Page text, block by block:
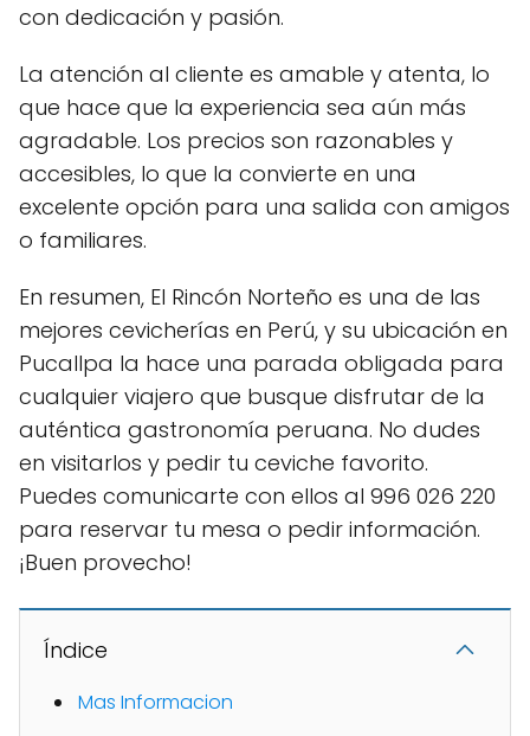
con dedicación y pasión.
La atención al cliente es amable y atenta, lo
que hace que la experiencia sea aún más
agradable. Los precios son razonables y
accesibles, lo que la convierte en una
excelente opción para una salida con amigos
o familiares.
En resumen, El Rincón Norteño es una de las
mejores cevicherías en Perú, y su ubicación en
Pucallpa la hace una parada obligada para
cualquier viajero que busque disfrutar de la
auténtica gastronomía peruana. No dudes
en visitarlos y pedir tu ceviche favorito.
Puedes comunicarte con ellos al 996 026 220
para reservar tu mesa o pedir información.
¡Buen provecho!
Índice
Mas Informacion